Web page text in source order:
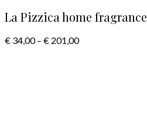
La Pizzica home fragrance
€ 34,00– € 201,00